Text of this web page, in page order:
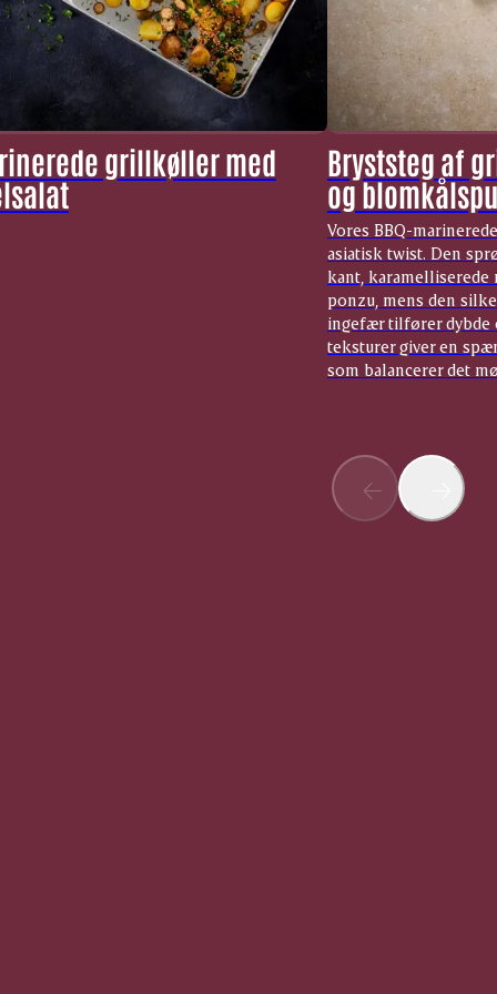
grillkøller med
Bryststeg af
og
Vores BBQ-
asiatisk twist. Den
kant,
ponzu, mens den
ingefær tilfører dybde
teksturer giver en
som balancerer det